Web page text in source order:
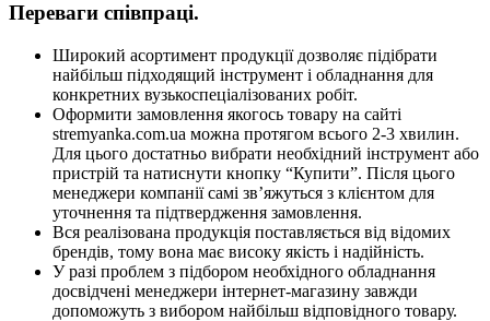
Переваги співпраці.
Широкий асортимент продукції дозволяє підібрати
найбільш підходящий інструмент і обладнання для
конкретних вузькоспеціалізованих робіт.
Оформити замовлення якогось товару на сайті
stremyanka.com.ua можна протягом всього 2-3 хвилин.
Для цього достатньо вибрати необхідний інструмент або
пристрій та натиснути кнопку “Купити”. Після цього
менеджери компанії самі зв’яжуться з клієнтом для
уточнення та підтвердження замовлення.
Вся реалізована продукція поставляється від відомих
брендів, тому вона має високу якість і надійність.
У разі проблем з підбором необхідного обладнання
досвідчені менеджери інтернет-магазину завжди
допоможуть з вибором найбільш відповідного товару.